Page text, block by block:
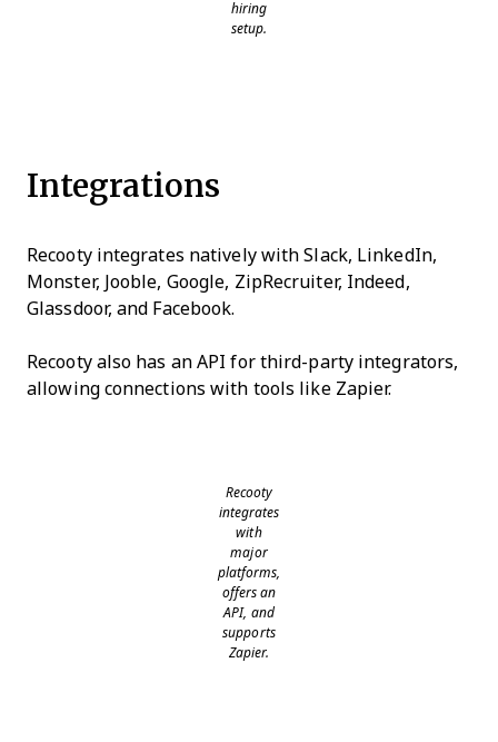
hiring
setup.
Integrations
Recooty integrates natively with Slack, LinkedIn,
Monster, Jooble, Google, ZipRecruiter, Indeed,
Glassdoor, and Facebook.
Recooty also has an API for third-party integrators,
allowing connections with tools like Zapier.
Recooty
integrates
with
major
platforms,
offers an
API, and
supports
Zapier.